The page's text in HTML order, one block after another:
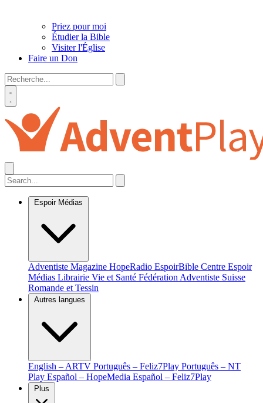
Priez pour moi
Étudier la Bible
Visiter l'Église
Faire un Don
Espoir Médias
Adventiste Magazine HopeRadio EspoirBible Centre Espoir
Médias Librairie Vie et Santé Fédération Adventiste Suisse
Romande et Tessin
Autres langues
English – ARTV Português – Feliz7Play Português – NT
Play Español – HopeMedia Español – Feliz7Play
Plus